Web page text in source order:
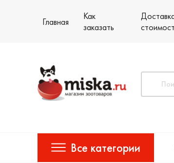
Главная
Как
заказать
Все категории